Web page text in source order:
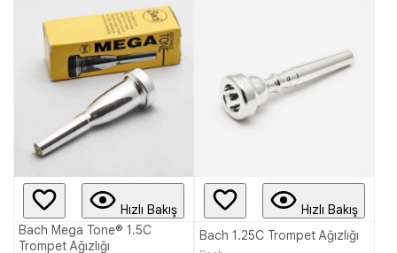
Hızlı Bakış
Bach Mega Tone® 1.5C
Trompet Ağızlığı
Hızlı Bakış
Bach 1.25C Trompet Ağızlığı